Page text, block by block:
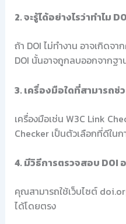
2. จะรู้ได้อย่างไรว่าทำไม
ถ้า DOI ไม่ทำงาน อาจเกิด
DOI นั้นอาจถูกลบออกจากฐ
3. เครื่องมือใดที่สามารถช่
เครื่องมือเช่น W3C Link
Checker เป็นตัวเลือกที่ดีใน
4. มีวิธีการตรวจสอบ DOI
คุณสามารถใช้เว็บไซต์
ได้โดยตรง